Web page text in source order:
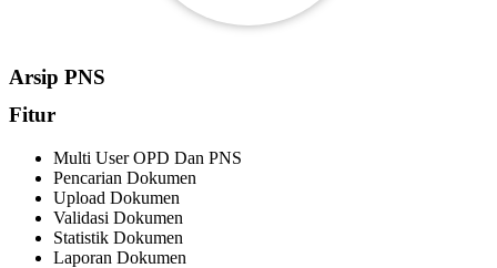
Arsip PNS
Fitur
Multi User OPD Dan PNS
Pencarian Dokumen
Upload Dokumen
Validasi Dokumen
Statistik Dokumen
Laporan Dokumen